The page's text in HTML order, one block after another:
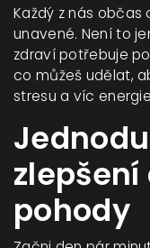
Každý z nás
unavené. Není to
zdraví potřebuje
co můžeš udělat,
stresu a víc
pohody